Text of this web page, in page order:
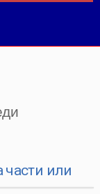
части или